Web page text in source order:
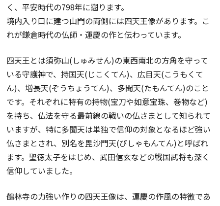
く、平安時代の798年に遡ります。
境内入り口に建つ山門の両側には四天王像があります。こ
れが鎌倉時代の仏師・運慶の作と伝わっています。
四天王とは須弥山(しゅみせん)の東西南北の方角を守って
いる守護神で、持国天(じこくてん)、広目天(こうもくて
ん)、増長天(ぞうちょうてん)、多聞天(たもんてん)のこと
です。それぞれに特有の持物(宝刀や如意宝珠、巻物など)
を持ち、仏法を守る最前線の戦いの仏さまとして知られて
いますが、特に多聞天は単独で信仰の対象となるほど強い
仏さまとされ、別名を毘沙門天(びしゃもんてん)と呼ばれ
ます。聖徳太子をはじめ、武田信玄などの戦国武将も深く
信仰していました。
鶴林寺の力強い作りの四天王像は、運慶の作風の特徴であ